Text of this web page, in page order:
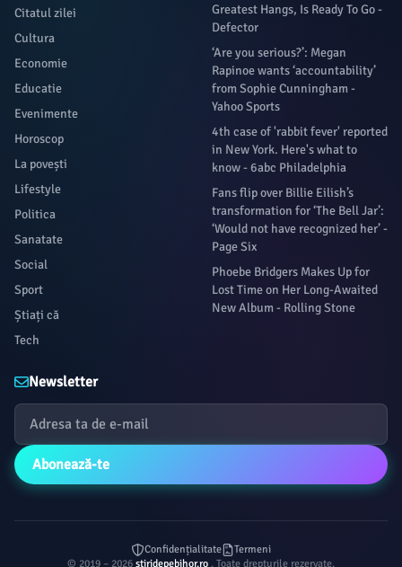
Citatul zilei
Cultura
Economie
Educatie
Evenimente
Horoscop
La povești
Lifestyle
Politica
Sanatate
Social
Sport
Știați că
Tech
Greatest Hangs, Is Ready To Go -
Defector
‘Are you serious?’: Megan
Rapinoe wants ‘accountability’
from Sophie Cunningham -
Yahoo Sports
4th case of 'rabbit fever' reported
in New York. Here's what to
know - 6abc Philadelphia
Fans flip over Billie Eilish’s
transformation for ‘The Bell Jar’:
‘Would not have recognized her’ -
Page Six
Phoebe Bridgers Makes Up for
Lost Time on Her Long-Awaited
New Album - Rolling Stone
Newsletter
Abonează-te
Confidențialitate
Termeni
© 2019 – 2026 stiridepebihor.ro . Toate drepturile rezervate.